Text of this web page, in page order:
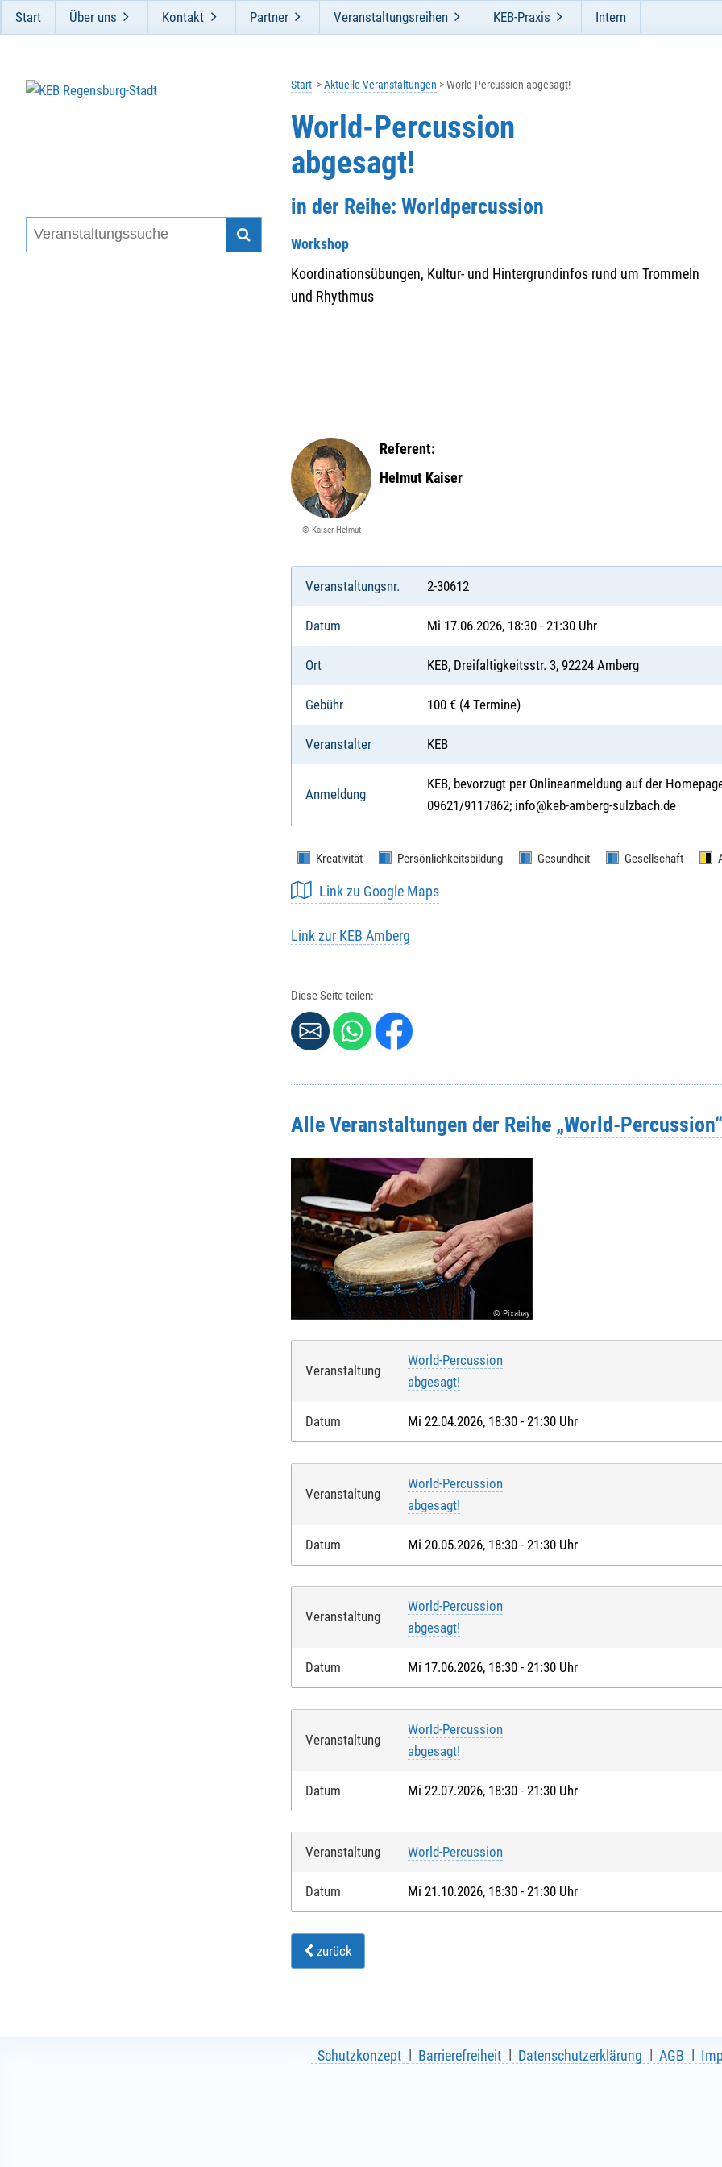
Start Über uns Kontakt Partner Veranstaltungsreihen KEB-Praxis Intern
Start Aktuelle Veranstaltungen World-Percussion abgesagt!
World-Percussion
abgesagt!
in der Reihe: Worldpercussion
Workshop
Koordinationsübungen, Kultur- und Hintergrundinfos rund um Trommeln
und Rhythmus
© Kaiser Helmut
Referent:
Helmut Kaiser
Veranstaltungsnr. 2-30612
Datum Mi 17.06.2026, 18:30 - 21:30 Uhr
Ort KEB, Dreifaltigkeitsstr. 3, 92224 Amberg
Gebühr 100 € (4 Termine)
Veranstalter KEB
Anmeldung
KEB, bevorzugt per Onlineanmeldung auf der
09621/9117862; info@keb-amberg-sulzbach.de
Kreativität Persönlichkeitsbildung Gesundheit Gesellschaft
Link zu Google Maps
Link zur KEB Amberg
Diese Seite teilen:
Alle Veranstaltungen der Reihe „World-
© Pixabay
Veranstaltung
World-Percussion
abgesagt!
Datum Mi 22.04.2026, 18:30 - 21:30 Uhr
Veranstaltung
World-Percussion
abgesagt!
Datum Mi 20.05.2026, 18:30 - 21:30 Uhr
Veranstaltung
World-Percussion
abgesagt!
Datum Mi 17.06.2026, 18:30 - 21:30 Uhr
Veranstaltung
World-Percussion
abgesagt!
Datum Mi 22.07.2026, 18:30 - 21:30 Uhr
Veranstaltung World-Percussion
Datum Mi 21.10.2026, 18:30 - 21:30 Uhr
zurück
Schutzkonzept Barrierefreiheit Datenschutzerklärung AGB